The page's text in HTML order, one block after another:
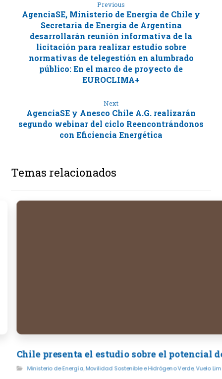
Previous
AgenciaSE, Ministerio de Energía de Chile y
Secretaría de Energía de Argentina
desarrollarán reunión informativa de la
licitación para realizar estudio sobre
normativas de telegestión en alumbrado
público: En el marco de proyecto de
EUROCLIMA+
Next
AgenciaSE y Anesco Chile A.G. realizarán
segundo webinar del ciclo Reencontrándonos
con Eficiencia Energética
Temas relacionados
Chile presenta el estudio sobre el potencial
Ministerio de Energía,Movilidad Sostenible e Hidrógeno Verde,Vuelo